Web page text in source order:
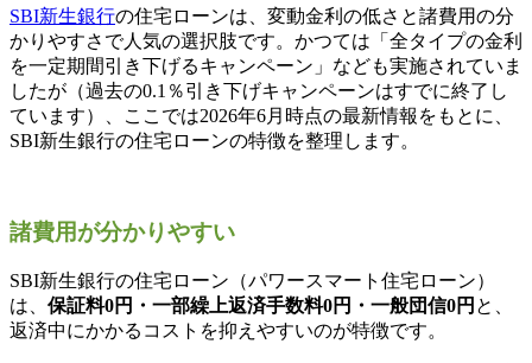
SBI新生銀行の住宅ローンは、変動金利の低さと諸費用の分
かりやすさで人気の選択肢です。かつては「全タイプの金利
を一定期間引き下げるキャンペーン」なども実施されていま
したが（過去の0.1％引き下げキャンペーンはすでに終了し
ています）、ここでは2026年6月時点の最新情報をもとに、
SBI新生銀行の住宅ローンの特徴を整理します。
諸費用が分かりやすい
SBI新生銀行の住宅ローン（パワースマート住宅ローン）
は、 保証料0円・一部繰上返済手数料0円・一般団信0円 と、
返済中にかかるコストを抑えやすいのが特徴です。